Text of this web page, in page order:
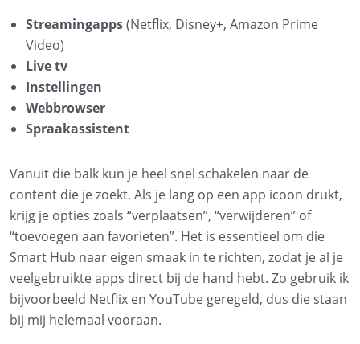
Streamingapps(Netflix, Disney+, Amazon Prime
Video)
Live tv
Instellingen
Webbrowser
Spraakassistent
Vanuit die balk kun je heel snel schakelen naar de
content die je zoekt. Als je lang op een app icoon drukt,
krijg je opties zoals “verplaatsen”, “verwijderen” of
“toevoegen aan favorieten”. Het is essentieel om die
Smart Hub naar eigen smaak in te richten, zodat je al je
veelgebruikte apps direct bij de hand hebt. Zo gebruik ik
bijvoorbeeld Netflix en YouTube geregeld, dus die staan
bij mij helemaal vooraan.